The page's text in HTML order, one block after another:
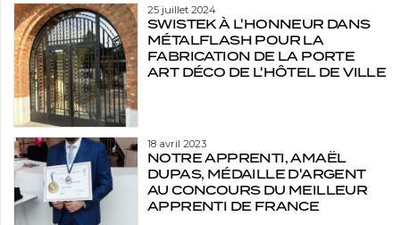
25 juillet 2024
SWISTEK À L'HONNEUR DANS
MÉTALFLASH POUR LA
FABRICATION DE LA PORTE
ART DÉCO DE L'HÔTEL DE VILLE
18 avril 2023
NOTRE APPRENTI, AMAËL
DUPAS, MÉDAILLE D'ARGENT
AU CONCOURS DU MEILLEUR
APPRENTI DE FRANCE